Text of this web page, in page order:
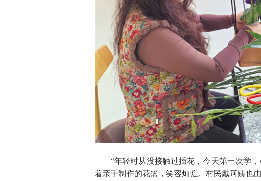
“年轻时从没接触过插花，今天第一次学，
着亲手制作的花篮，笑容灿烂。村民戴阿姨也